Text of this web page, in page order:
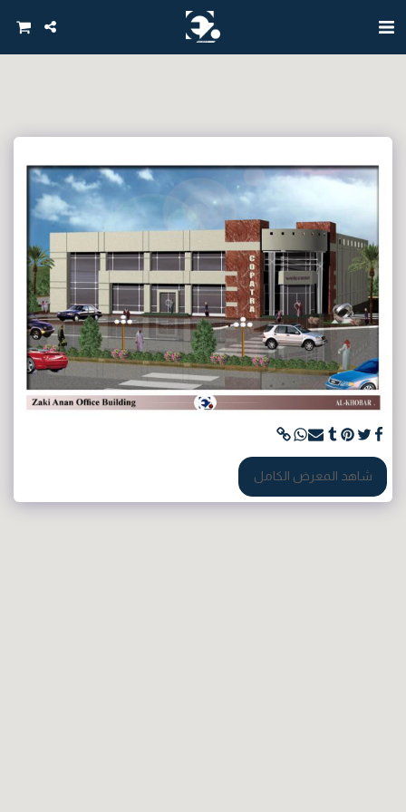
شاهد المعرض الكامل